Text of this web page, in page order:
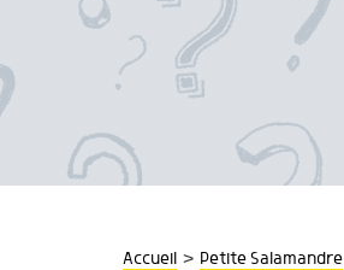
Accueil > Petite Salamandre